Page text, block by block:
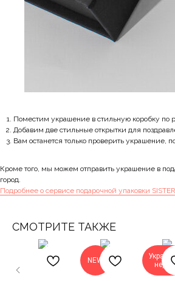
Поместим украшение в стильную коробку по
Добавим две стильные открытки для
Вам останется только проверить украшение,
Кроме того, мы можем отправить украшение в
город.
Подробнее о сервисе подарочной упаковки
СМОТРИТЕ ТАКЖЕ
NEW